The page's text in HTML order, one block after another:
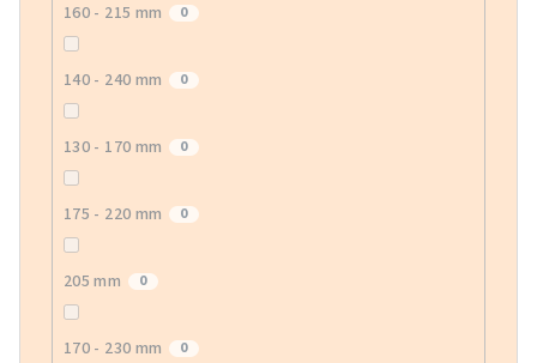
160 - 215 mm 0
140 - 240 mm 0
130 - 170 mm 0
175 - 220 mm 0
205 mm 0
170 - 230 mm 0